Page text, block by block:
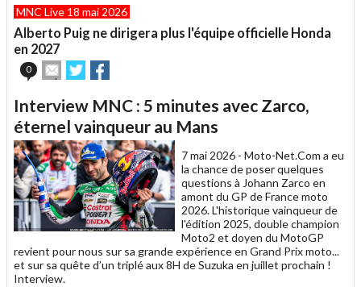
à
un
ami
MNC Live 18 mai 2026
Alberto Puig ne dirigera plus l'équipe officielle Honda
en 2027
0
Envoyer
cet
à
un
ami
Partager
sur sur
Interview MNC : 5 minutes avec Zarco,
éternel vainqueur au Mans
7 mai 2026 - Moto-Net.Com a eu
la chance de poser quelques
questions à Johann Zarco en
amont du GP de France moto
2026. L'historique vainqueur de
l'édition 2025, double champion
Moto2 et doyen du MotoGP
revient pour nous sur sa grande expérience en Grand Prix moto...
et sur sa quête d’un triplé aux 8H de Suzuka en juillet prochain !
Interview.